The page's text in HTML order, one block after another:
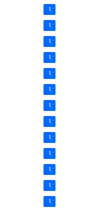
1
1
1
1
1
1
1
1
1
1
1
1
1